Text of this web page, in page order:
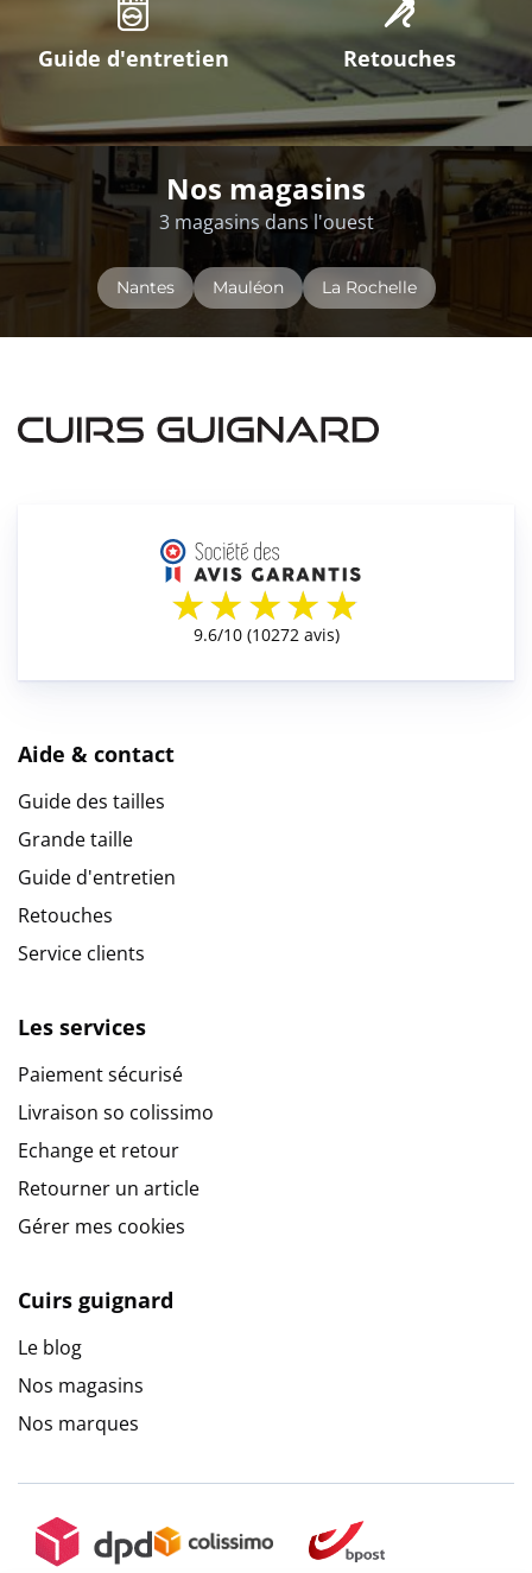
Guide d'entretien Retouches
Nos magasins
3 magasins dans l'ouest
Nantes Mauléon La Rochelle
Aide & contact
Guide des tailles
Grande taille
Guide d'entretien
Retouches
Service clients
Les services
Paiement sécurisé
Livraison so colissimo
Echange et retour
Retourner un article
Gérer mes cookies
Cuirs guignard
Le blog
Nos magasins
Nos marques